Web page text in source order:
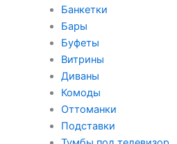
Банкетки
Бары
Буфеты
Витрины
Диваны
Комоды
Оттоманки
Подставки